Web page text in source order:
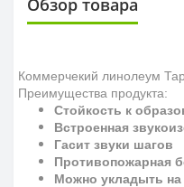
Коммерчекий линолеум
Преимущества продукта:
Стойкость к
Встроенная
Гасит звуки шагов
Противопожарная
Можно укладыть